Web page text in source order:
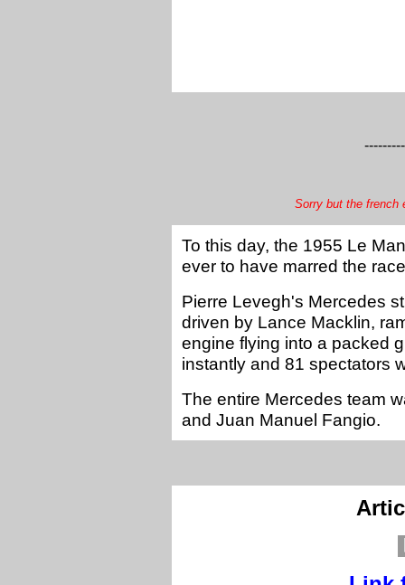
Sorry but the french
To this day, the 1955 Le
ever to have marred the
Pierre Levegh's Mercedes
driven by Lance Macklin,
engine flying into a packed
instantly and 81 spectators
The entire Mercedes team
and Juan Manuel Fangio.